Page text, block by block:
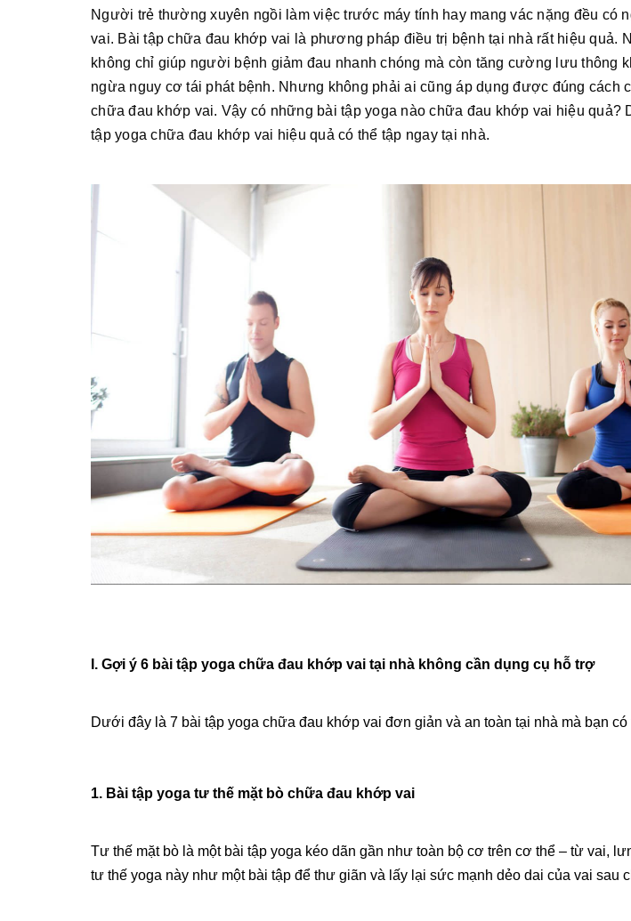
Người trẻ thường xuyên ngồi làm việc trước máy tính hay mang vác nặng đều có
vai. Bài tập chữa đau khớp vai là phương pháp điều trị bệnh tại nhà rất hiệu quả.
không chỉ giúp người bệnh giảm đau nhanh chóng mà còn tăng cường lưu thông
ngừa nguy cơ tái phát bệnh. Nhưng không phải ai cũng áp dụng được đúng cách
chữa đau khớp vai. Vậy có những bài tập yoga nào chữa đau khớp vai hiệu quả?
tập yoga chữa đau khớp vai hiệu quả có thể tập ngay tại nhà.
I. Gợi ý 6 bài tập yoga chữa đau khớp vai tại nhà không cần dụng cụ hỗ trợ
Dưới đây là 7 bài tập yoga chữa đau khớp vai đơn giản và an toàn tại nhà mà bạn có
1. Bài tập yoga tư thế mặt bò chữa đau khớp vai
Tư thế mặt bò là một bài tập yoga kéo dãn gần như toàn bộ cơ trên cơ thể – từ vai,
tư thế yoga này như một bài tập để thư giãn và lấy lại sức mạnh dẻo dai của vai sau